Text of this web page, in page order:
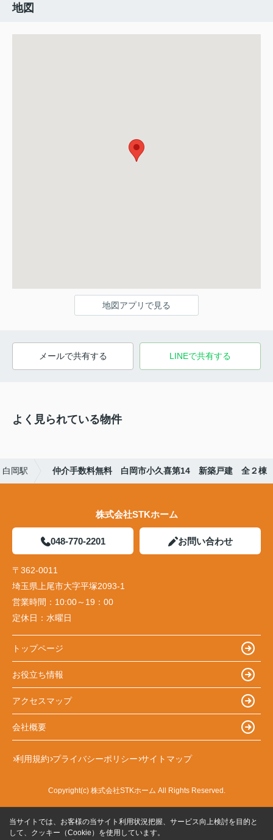
地図
地図アプリで見る
メールで共有する LINEで共有する
よく見られている物件
白岡駅 仲介手数料無料 白岡市小久喜第14 新築戸建 全２棟
株式会社STKホーム
048-770-2201 お問い合わせ
〒362-0011
埼玉県上尾市大字平塚2093-1
営業時間： 10:00～19：00
定休日： 水曜日
トップページ
お役立ち情報
アクセスマップ
会社概要
利用規約 プライバシーポリシー サイトマップ
Copyright(c) 株式会社STKホーム All Rights Reserved.
当サイトでは、お客様の当サイト利用状況把握、サービス向上検討を目的と
して、クッキー（Cookie）を使用しています。